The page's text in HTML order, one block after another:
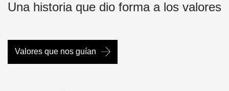
Una historia que dio forma a los valores
Valores que nos guían